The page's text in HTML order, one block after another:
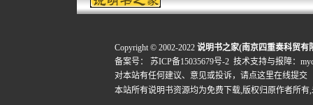
Copyright © 2002-2022 说明书之家(南京四重奏科贸有
备案号：
苏ICP备15035679号-2 技术支持与报障：
对本站有任何建议、意见或投诉， 请点这里在线提交
本站所有说明书资源均为免费下载,版权归原作者所